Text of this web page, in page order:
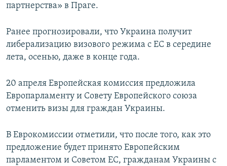
партнерства» в Праге.
Ранее прогнозировали, что Украина получит
либерализацию визового режима с ЕС в середине
лета, осенью, даже в конце года.
20 апреля Европейская комиссия предложила
Европарламенту и Совету Европейского союза
отменить визы для граждан Украины.
В Еврокомиссии отметили, что после того, как это
предложение будет принято Европейским
парламентом и Советом ЕС, гражданам Украины с